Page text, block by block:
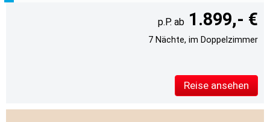
1.899,- €
7 Nächte, im Doppelzimmer
Reise ansehen